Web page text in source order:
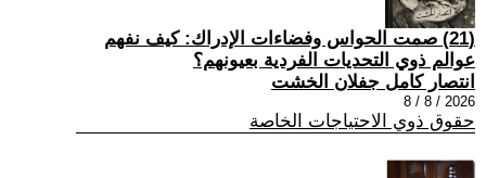
(21) صمت الحواس وفضاءات الإدراك: كيف نفهم
عوالم ذوي التحديات الفردية بعيونهم؟
انتصار كامل جفلان الخشت
2026 / 8 / 8
حقوق ذوي الاحتياجات الخاصة